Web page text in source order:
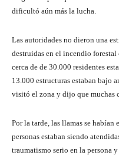
dificultó aún más la lucha.
Las autoridades no dieron una
destruidas en el incendio
cerca de de 30.000 residentes
13.000 estructuras estaban bajo
visitó el zona y dijo que muchas
Por la tarde, las llamas se
personas estaban siendo
traumatismo serio en la persona